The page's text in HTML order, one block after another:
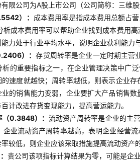
限公司为A股上市公司（公司简称：三
）： 成本费用率是指成本费用总额占
析成本费用率可以帮助企业找到成本费用
力处于行业平均水平，说明企业获利能力
）：存货周转率是企业一定时期主营
析的重要指标之一，在企业管理决策中广
速度就越快；周转率越低，则表示企业
的销售能力变弱，企业要扩大产品销售
计改进存货变现能力，提高营运能力。
（0.3848）：流动资产周转率是企业的主
企业流动资产周转率越高，表明企业经营
较低，则企业应该采取措施提高流动资
贵公司该项指标计算结果为零，可能是企